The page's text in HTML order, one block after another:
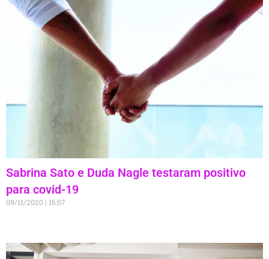
Sabrina Sato e Duda Nagle testaram positivo
para covid-19
09/11/2020 16:07